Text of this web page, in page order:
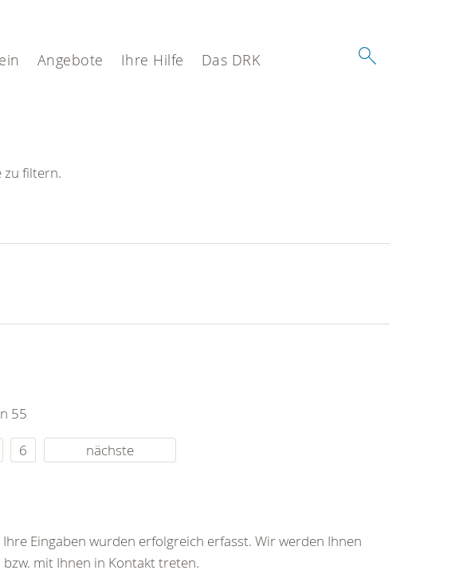
Angebote Ihre Hilfe Das DRK
zu filtern.
55
6 nächste
Eingaben wurden erfolgreich erfasst. Wir werden Ihnen
mit Ihnen in Kontakt treten.